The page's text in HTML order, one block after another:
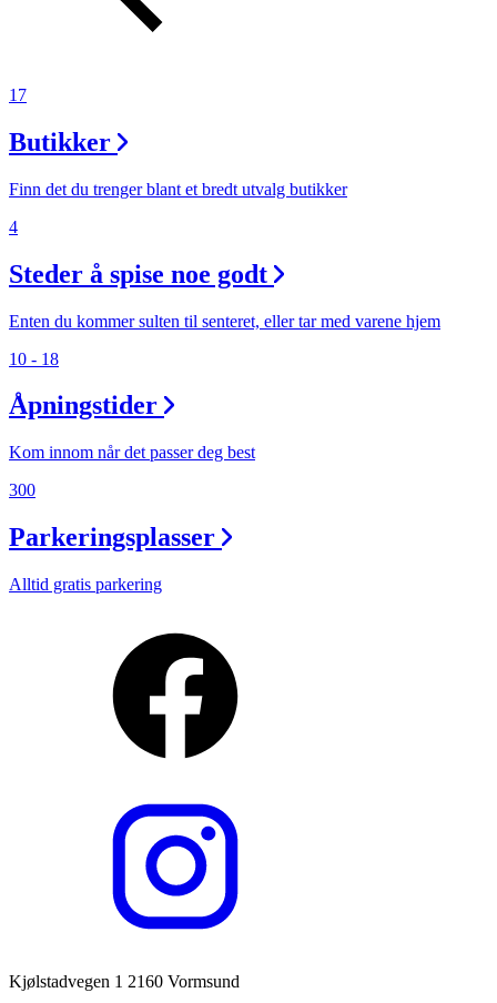
17
Butikker
Finn det du trenger blant et bredt utvalg butikker
4
Steder å spise noe godt
Enten du kommer sulten til senteret, eller tar med varene hjem
10 - 18
Åpningstider
Kom innom når det passer deg best
300
Parkeringsplasser
Alltid gratis parkering
Kjølstadvegen 1 2160 Vormsund